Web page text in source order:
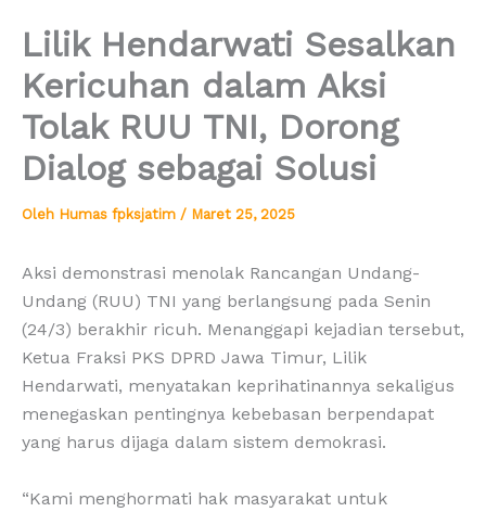
Lilik Hendarwati Sesalkan
Kericuhan dalam Aksi
Tolak RUU TNI, Dorong
Dialog sebagai Solusi
Oleh Humas fpksjatim / Maret 25, 2025
Aksi demonstrasi menolak Rancangan Undang-
Undang (RUU) TNI yang berlangsung pada Senin
(24/3) berakhir ricuh. Menanggapi kejadian tersebut,
Ketua Fraksi PKS DPRD Jawa Timur, Lilik
Hendarwati, menyatakan keprihatinannya sekaligus
menegaskan pentingnya kebebasan berpendapat
yang harus dijaga dalam sistem demokrasi.
“Kami menghormati hak masyarakat untuk